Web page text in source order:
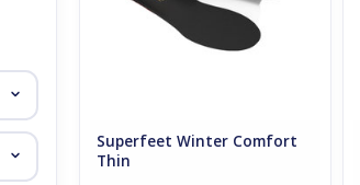
Superfeet Winter Comfort
Thin